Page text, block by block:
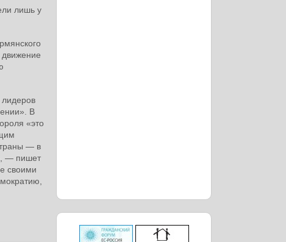
лишь у
лидеров
В
«это
— в
— пишет
своими